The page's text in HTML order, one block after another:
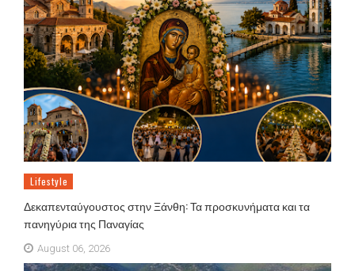
Lifestyle
Δεκαπενταύγουστος στην Ξάνθη: Τα προσκυνήματα και τα
πανηγύρια της Παναγίας
August 06, 2026